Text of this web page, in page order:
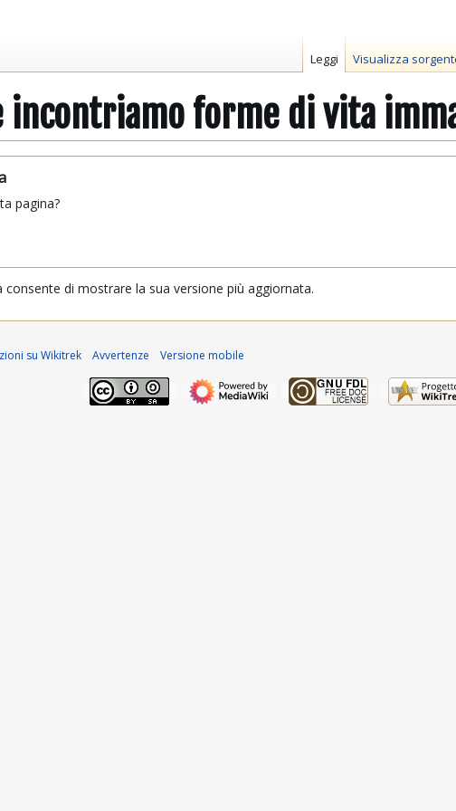
incontriamo forme di vita
pagina?
consente di mostrare la sua versione più aggiornata.
Leggi Visualizza
su Wikitrek Avvertenze Versione mobile